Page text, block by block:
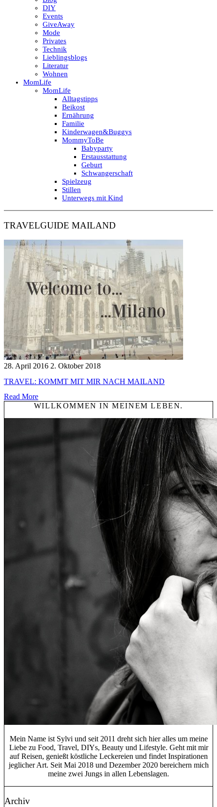
DIY
Events
GiveAway
Mode
Privates
Technik
Lieblingsblogs
Literatur
Wohnen
MomLife
MomLife
Alltagstipps
Beikost
Ernährung
Familie
Kinderwagen&Buggys
MommyToBe
Babyparty
Erstausstattung
Geburt
Schwangerschaft
Spielzeug
Stillen
Unterwegs mit Kind
TRAVELGUIDE MAILAND
28. April 2016 2. Oktober 2018
TRAVEL: KOMMT MIT MIR NACH MAILAND
Read More
WILLKOMMEN IN MEINEM LEBEN.
Mein Name ist Sylvi und seit 2011 dreht sich hier alles um meine
Liebe zu Food, Travel, DIYs, Beauty und Lifestyle. Geht mit mir
auf Reisen, genießt köstliche Leckereien und findet Inspirationen
jeglicher Art. Seit Mai 2018 und Dezember 2020 bereichern mich
meine zwei Jungs in allen Lebenslagen.
Archiv